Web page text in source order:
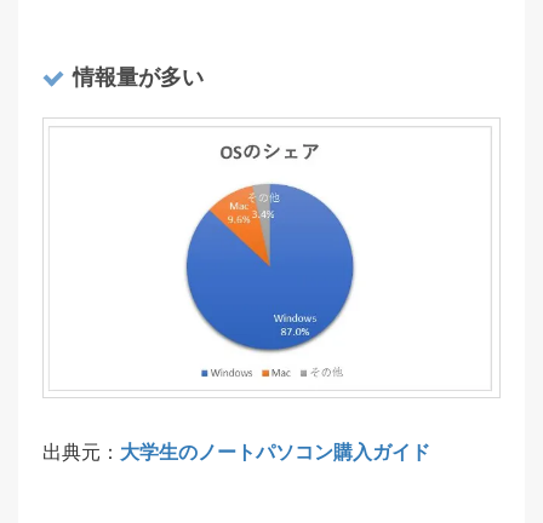
情報量が多い
出典元： 大学生のノートパソコン購入ガイド